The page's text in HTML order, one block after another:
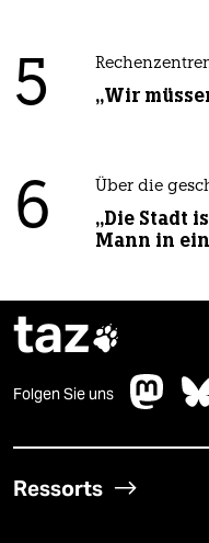
5 „Wir
6 Über die
„Die Stadt
Mann in
taz
Folgen Sie uns
Ressorts